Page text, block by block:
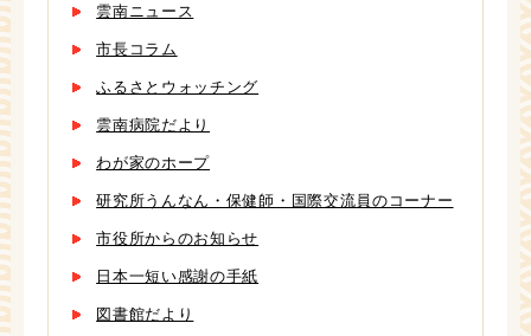
雲南ニュース
市長コラム
ふるさとウォッチング
雲南病院だより
わが家のホープ
研究所うんなん・保健師・国際交流員のコーナー
市役所からのお知らせ
日本一短い感謝の手紙
図書館だより